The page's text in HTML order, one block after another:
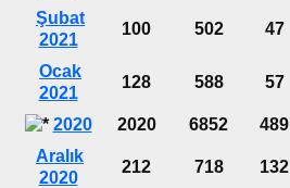
Şubat
2021
100 502 47
Ocak
2021
128 588 57
2020 2020 6852 489
Aralık
2020
212 718 132